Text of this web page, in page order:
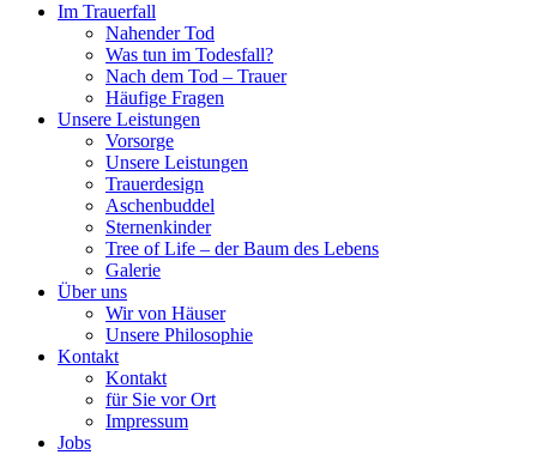
Im Trauerfall
Nahender Tod
Was tun im Todesfall?
Nach dem Tod – Trauer
Häufige Fragen
Unsere Leistungen
Vorsorge
Unsere Leistungen
Trauerdesign
Aschenbuddel
Sternenkinder
Tree of Life – der Baum des Lebens
Galerie
Über uns
Wir von Häuser
Unsere Philosophie
Kontakt
Kontakt
für Sie vor Ort
Impressum
Jobs